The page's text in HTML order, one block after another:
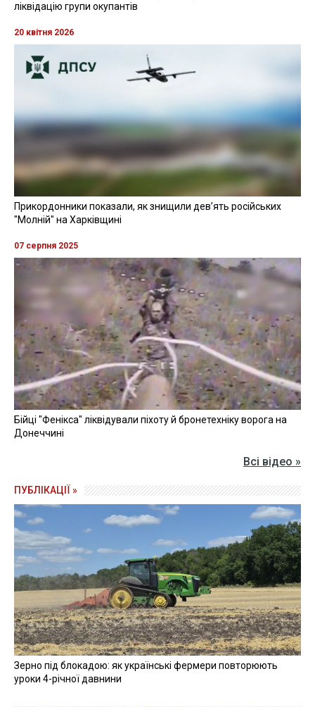
ліквідацію групи окупантів
20 квітня 2026
Прикордонники показали, як знищили девʼять російських
"Молній" на Харківщині
07 серпня 2025
Бійці "Фенікса" ліквідували піхоту й бронетехніку ворога на
Донеччині
Всі відео »
ПУБЛІКАЦІЇ »
Зерно під блокадою: як українські фермери повторюють
уроки 4-річної давнини